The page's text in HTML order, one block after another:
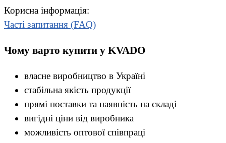
Корисна інформація:
Часті запитання (FAQ)
Чому варто купити у KVADO
власне виробництво в Україні
стабільна якість продукції
прямі поставки та наявність на складі
вигідні ціни від виробника
можливість оптової співпраці